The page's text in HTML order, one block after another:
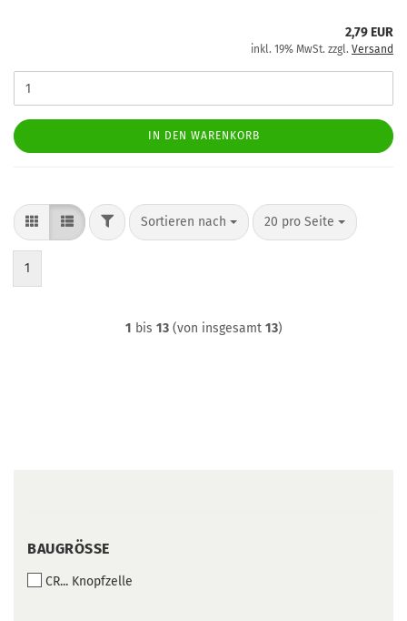
2,79 EUR
inkl. 19% MwSt. zzgl. Versand
IN DEN WARENKORB
FILTERSortieren nach
Sortieren nach 20 pro Seite
pro Seite
1
1 bis 13(von insgesamt 13)
BAUGRÖSSE
BAUGRÖSSE
CR... Knopfzelle